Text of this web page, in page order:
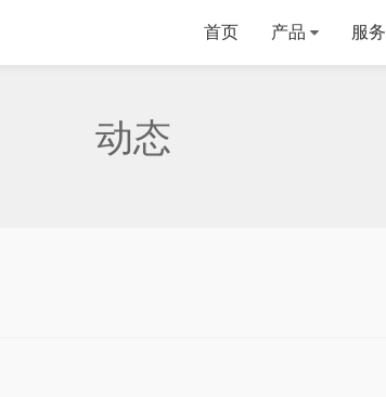
首页 产品 服务
动态